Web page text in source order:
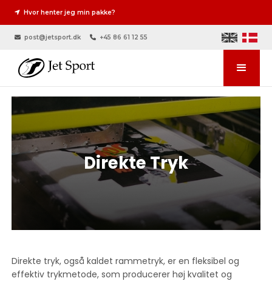
 Hvor henter jeg min pakke?
 post@jetsport.dk  +45 86 61 12 55
Direkte Tryk
Direkte tryk, også kaldet rammetryk, er en fleksibel og
effektiv trykmetode, som producerer høj kvalitet og